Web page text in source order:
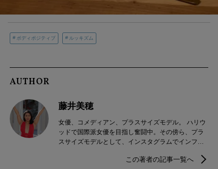
ボディポジティブ ルッキズム
AUTHOR
藤井美穂
女優、コメディアン、プラスサイズモデル。 ハリウ
ッドで国際派女優を目指し奮闘中。その傍ら、プラ
スサイズモデルとして、インスタグラムでインフル
万人のフォロワーが、twitterには2万人のフォロワー
この著者の記事一覧へ